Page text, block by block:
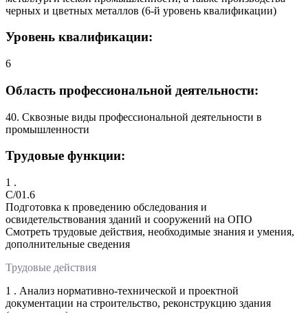
черных и цветных металлов (6-й уровень квалификации)
Уровень квалификации:
6
Область профессиональной деятельности:
40. Сквозные виды профессиональной деятельности в
промышленности
Трудовые функции:
1 .
C/01.6
Подготовка к проведению обследования и
освидетельствования зданий и сооружений на ОПО
Смотреть трудовые действия, необходимые знания и умения,
дополнительные сведения
Трудовые действия
1 . Анализ нормативно-технической и проектной
документации на строительство, реконструкцию здания